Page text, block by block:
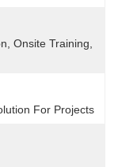
Onsite Training,
For Projects